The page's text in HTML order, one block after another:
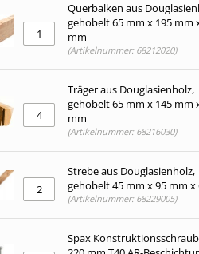
Querbalken aus
gehobelt 65 mm x 195 mm
mm
(Artikelnummer: 68212020)
Träger aus Douglasienholz,
gehobelt 65 mm x 145 mm
mm
(Artikelnummer: 68216030)
Strebe aus Douglasienholz,
gehobelt 45 mm x 95 mm x
(Artikelnummer: 68229005)
Spax